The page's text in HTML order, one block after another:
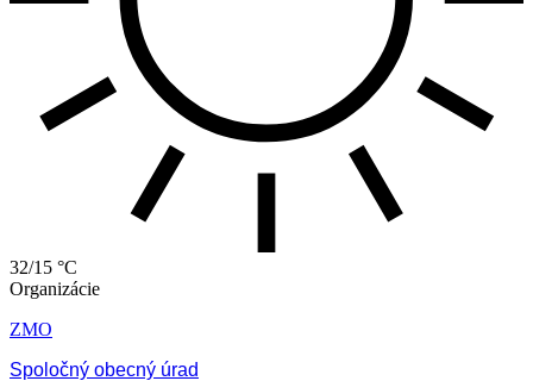
32/15 °C
Organizácie
ZMO
Spoločný obecný úrad